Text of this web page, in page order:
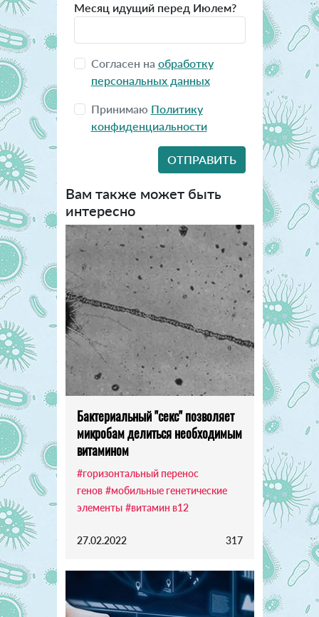
Месяц идущий перед Июлем?
Согласен на обработку
персональных данных
Принимаю Политику
конфиденциальности
Вам также может быть
интересно
Бактериальный "секс" позволяет
микробам делиться необходимым
витамином
#горизонтальный перенос
генов #мобильные генетические
элементы #витамин в12
27.02.2022 317